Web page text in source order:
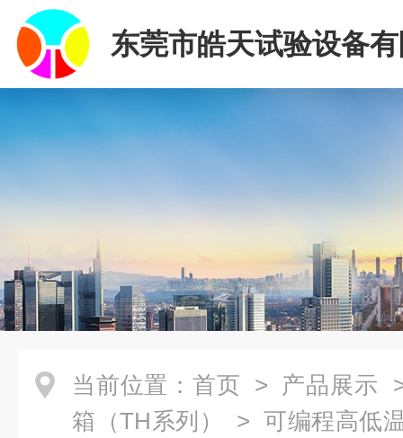
东莞市皓天试验设备
当前位置： 首页 > 产品展示
箱（TH系列）
> 可编程高低